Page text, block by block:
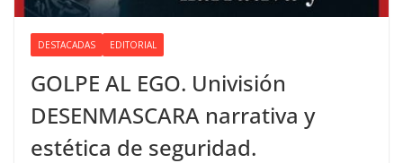
DESTACADAS EDITORIAL
GOLPE AL EGO. Univisión
DESENMASCARA narrativa y
estética de seguridad.